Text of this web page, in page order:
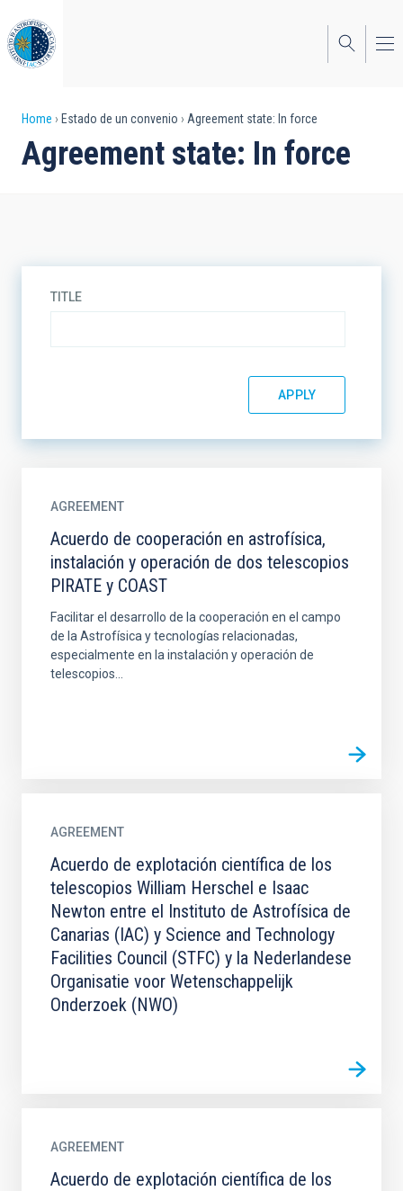
to
main
content
Breadcrumb
Home Estado de un convenio Agreement state: In force
Agreement state: In force
TITLE
AGREEMENT
Acuerdo de cooperación en astrofísica,
instalación y operación de dos telescopios
PIRATE y COAST
Facilitar el desarrollo de la cooperación en el campo
de la Astrofísica y tecnologías relacionadas,
especialmente en la instalación y operación de
telescopios...
AGREEMENT
Acuerdo de explotación científica de los
telescopios William Herschel e Isaac
Newton entre el Instituto de Astrofísica de
Canarias (IAC) y Science and Technology
Facilities Council (STFC) y la Nederlandese
Organisatie voor Wetenschappelijk
Onderzoek (NWO)
AGREEMENT
Acuerdo de explotación científica de los